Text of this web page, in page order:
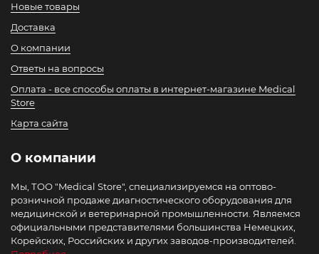
Новые товары
Доставка
О компании
Ответы на вопросы
Оплата - все способы оплаты в интернет-магазине Medical
Store
Карта сайта
О компании
Мы, ТОО "Medical Store", специализируемся на оптово-
розничной продаже диагностического оборудования для
медицинской и ветеринарной промышленности. Являемся
официальными представителями большинства Немецких,
Корейских, Российских и других заводов-производителей.